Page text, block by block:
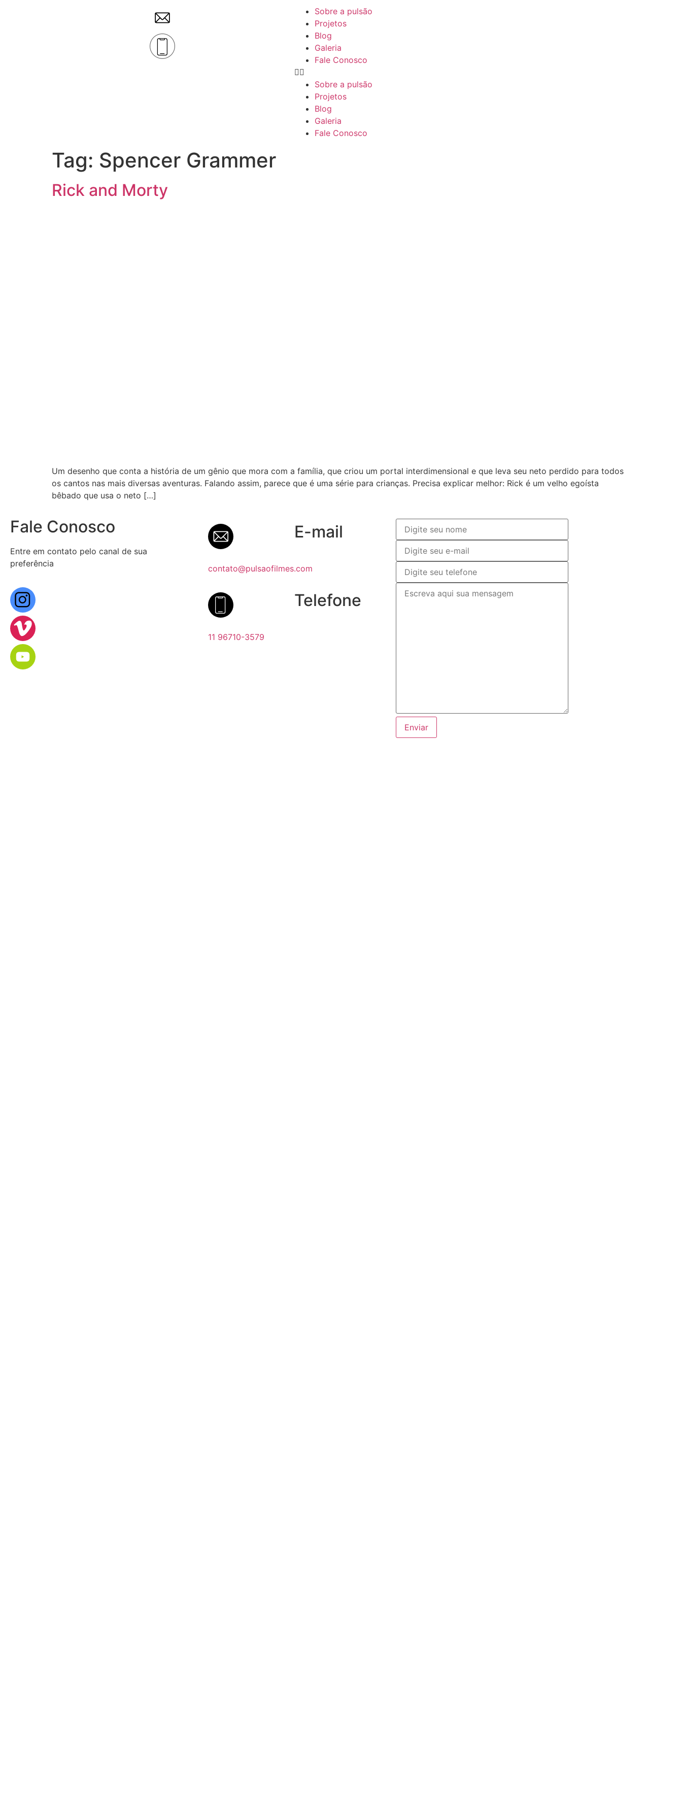
Sobre a pulsão
Projetos
Blog
Galeria
Fale Conosco
Sobre a pulsão
Projetos
Blog
Galeria
Fale Conosco
Tag: Spencer Grammer
Rick and Morty
Um desenho que conta a história de um gênio que mora com a família, que criou um portal interdimensional e que leva seu neto perdido para todos
os cantos nas mais diversas aventuras. Falando assim, parece que é uma série para crianças. Precisa explicar melhor: Rick é um velho egoísta
bêbado que usa o neto […]
Fale Conosco
Entre em contato pelo canal de sua
preferência
E-mail
contato@pulsaofilmes.com
Telefone
11 96710-3579